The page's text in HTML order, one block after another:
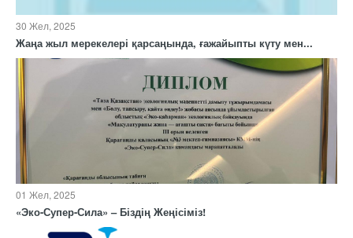
30 Жел, 2025
Жаңа жыл мерекелері қарсаңында, ғажайыпты күту мен...
01 Жел, 2025
«Эко-Супер-Сила» – Біздің Жеңісіміз!